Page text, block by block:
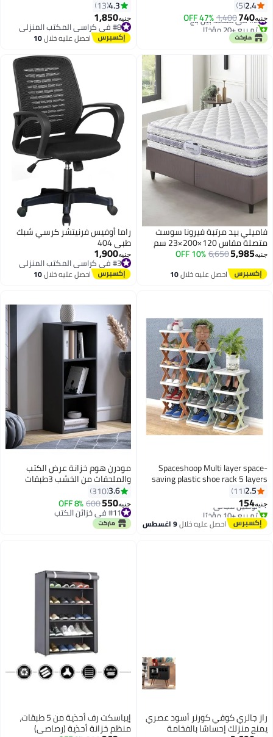
2.4
5
جنيه740
1,400
47% OFF #2 في مقاعد بين باج
تم بيع +20 مؤخرًا
#2 في مقاعد بين باج
4.3
13
جنيه1,850
#8 في كراسي المكتب المنزلي
#8 في كراسي المكتب المنزلي احصل عليه خلال10
فاميلي بيد مرتبة فيرونا سوست
متصلة مقاس 120×200×23 سم
من فاميلي بد
جنيه5,985
6,650
10% OFF
احصل عليه خلال10
راما أوفيس فرنيتشر كرسي شبك
طبي 404
جنيه1,900
#3 في كراسي المكتب المنزلي
#3 في كراسي المكتب المنزلي احصل عليه خلال10
Spaceshoop Multi layer space-
saving plastic shoe rack 5 layers
multi colour
2.5
11
جنيه154
توصيل مجاني
تم بيع +10 مؤخرًا
توصيل مجانياحصل عليه خلال9 اغسطس
مودرن هوم خزانة عرض الكتب
والملحقات من الخشب 3طبقات
اسود
3.6
310
جنيه550
600
8% OFF
#11 في خزائن الكتب
#11 في خزائن الكتب
راز جالري كوفي كورنر أسود عصري
يمنح منزلك إحساسًا بالفخامة
إيباسكت رف أحذية من 5 طبقات،
منظم خزانة أحذية (رصاصي)